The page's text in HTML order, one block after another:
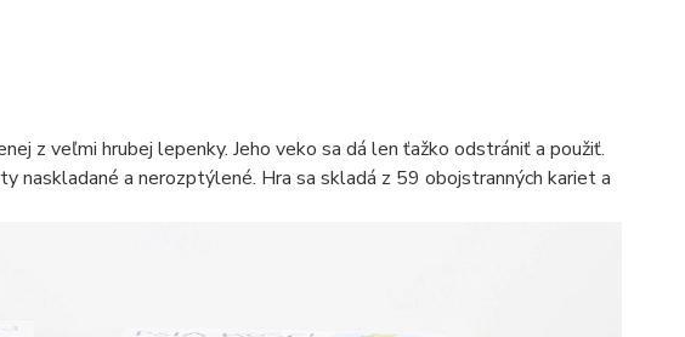
z veľmi hrubej lepenky. Jeho veko sa dá len ťažko odstrániť a použiť.
naskladané a nerozptýlené. Hra sa skladá z 59 obojstranných kariet a